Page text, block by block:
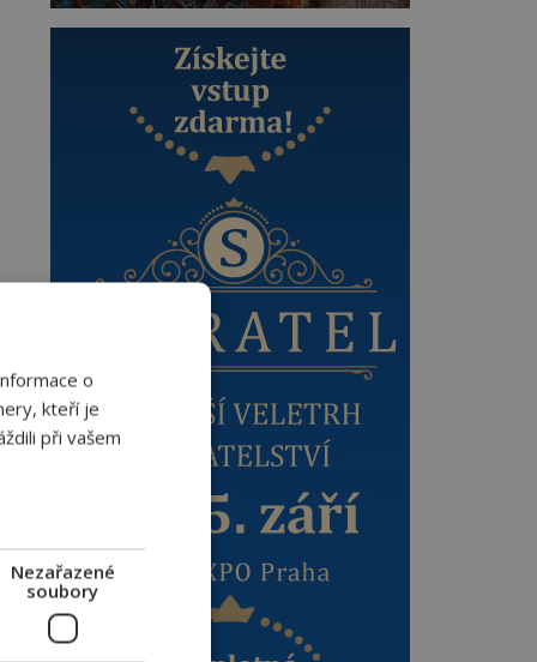
o
kteří je
při vašem
Nezařazené
soubory